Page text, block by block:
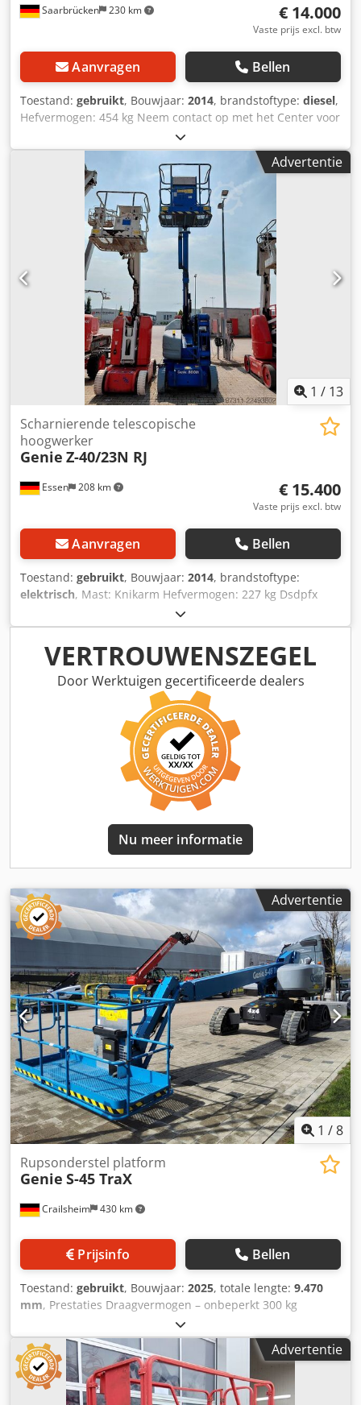
Saarbrücken 230 km € 14.000
Vaste prijs excl. btw
Aanvragen Bellen
Toestand: gebruikt, Bouwjaar: 2014, brandstoftype: diesel,
Hefvermogen: 454 kg Neem contact op met het Center voor
Gebruikte Apparatuur voor meer informatie. Dwsdpfx
Abszfpipj Dsa
Advertentie
1 / 13
Essen 208 km
Scharnierende telescopische
hoogwerker
Genie Z-40/23N RJ
€ 15.400
Vaste prijs excl. btw
Aanvragen Bellen
Toestand: gebruikt, Bouwjaar: 2014, brandstoftype:
elektrisch, Mast: Knikarm Hefvermogen: 227 kg Dsdpfx
Abjzrrxme Djwa Neem contact op met het Centrum voor
Gebruikte Apparatuur voor meer informatie.
VERTROUWENSZEGEL
Door Werktuigen gecertificeerde dealers
Nu meer informatie
Advertentie
1 /8
Crailsheim 430 km
Rupsonderstel platform
Genie S-45 TraX
Prijsinfo Bellen
Toestand: gebruikt, Bouwjaar: 2025, totale lengte: 9.470
mm, Prestaties Draagvermogen – onbeperkt 300 kg
Draagvermogen – beperkt 454 kg Maximaal aantal
personen op het platform (beperkt/onbeperkt bereik) 3 / 2
Zwenkbereik platform 160° Lengte werkbalk 1,52 m
Verticaal zwenkbereik werkbalk 133° Dsdpfxsy Abhus Ab
Dewa Zwenkbereik bovenhuis 360° Laterale overhang 0,97
Advertentie